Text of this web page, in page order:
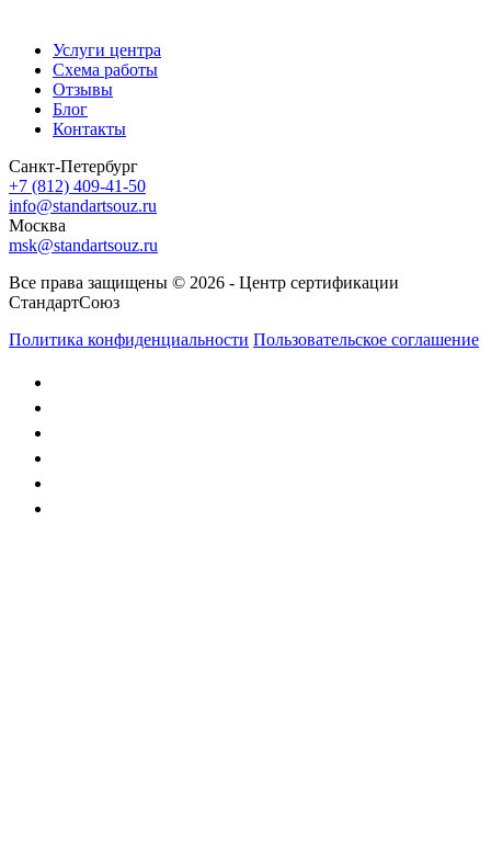
Услуги центра
Схема работы
Отзывы
Блог
Контакты
Санкт-Петербург
+7 (812) 409-41-50
info@standartsouz.ru
Москва
msk@standartsouz.ru
Все права защищены © 2026 - Центр сертификации
СтандартСоюз
Политика конфиденциальности Пользовательское соглашение